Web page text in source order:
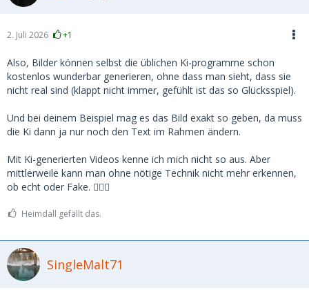
2. Juli 2026 +1
Also, Bilder können selbst die üblichen Ki-programme schon
kostenlos wunderbar generieren, ohne dass man sieht, dass sie
nicht real sind (klappt nicht immer, gefühlt ist das so Glücksspiel).
Und bei deinem Beispiel mag es das Bild exakt so geben, da muss
die Ki dann ja nur noch den Text im Rahmen ändern.
Mit Ki-generierten Videos kenne ich mich nicht so aus. Aber
mittlerweile kann man ohne nötige Technik nicht mehr erkennen,
ob echt oder Fake. 🤷🏻‍♀️
Heimdall gefällt das.
SingleMalt71